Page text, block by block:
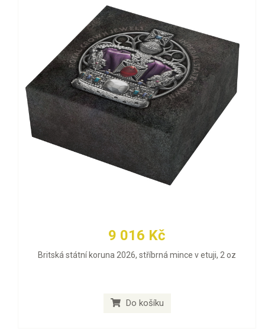
9 016 Kč
Britská státní koruna 2026, stříbrná mince v etuji, 2 oz
Do košíku